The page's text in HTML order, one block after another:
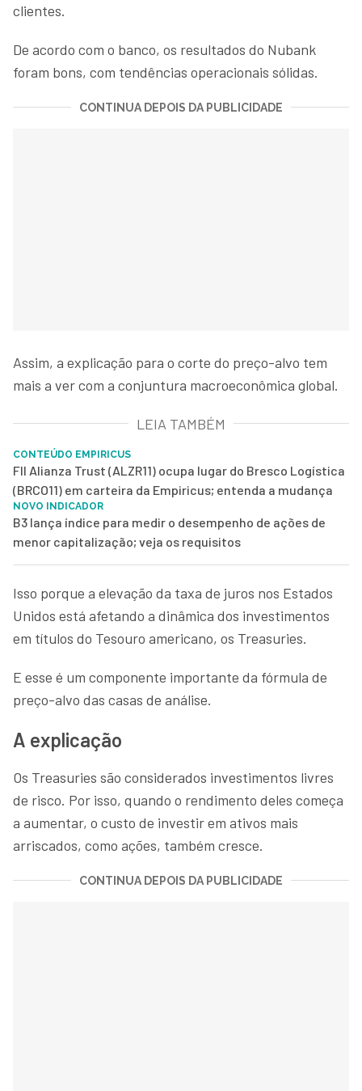
clientes.
De acordo com o banco, os resultados do Nubank
foram bons, com tendências operacionais sólidas.
CONTINUA DEPOIS DA PUBLICIDADE
Assim, a explicação para o corte do preço-alvo tem
mais a ver com a conjuntura macroeconômica global.
LEIA TAMBÉM
CONTEÚDO EMPIRICUS
FII Alianza Trust (ALZR11) ocupa lugar do Bresco Logística
(BRCO11) em carteira da Empiricus; entenda a mudança
NOVO INDICADOR
B3 lança índice para medir o desempenho de ações de
menor capitalização; veja os requisitos
Isso porque a elevação da taxa de juros nos Estados
Unidos está afetando a dinâmica dos investimentos
em títulos do Tesouro americano, os Treasuries.
E esse é um componente importante da fórmula de
preço-alvo das casas de análise.
A explicação
Os Treasuries são considerados investimentos livres
de risco. Por isso, quando o rendimento deles começa
a aumentar, o custo de investir em ativos mais
arriscados, como ações, também cresce.
CONTINUA DEPOIS DA PUBLICIDADE